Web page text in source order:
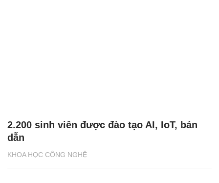
KHOA HỌC CÔNG NGHỆ
2.200 sinh viên được đào tạo AI, IoT, bán
dẫn